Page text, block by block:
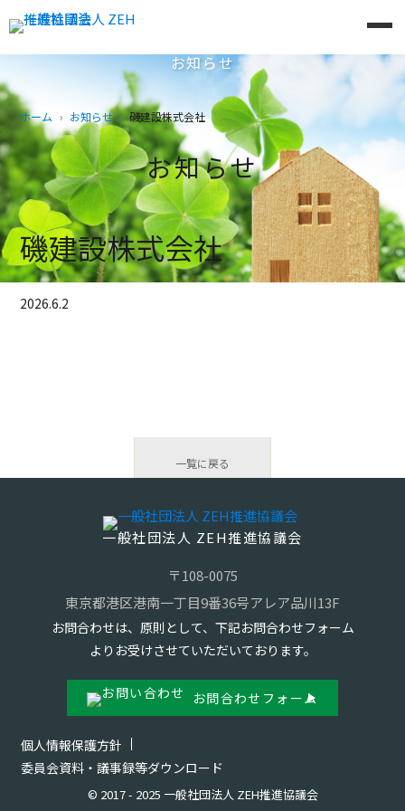
お知らせ
ホーム お知らせ 磯建設株式会社
お知らせ
磯建設株式会社
2026.6.2
一覧に戻る
一般社団法人 ZEH推進協議会
〒108-0075
東京都港区港南一丁目9番36号アレア品川13F
お問合わせは、原則として、下記お問合わせフォーム
よりお受けさせていただいております。
お問合わせフォーム
個人情報保護方針
委員会資料・議事録等ダウンロード
© 2017 - 2025 一般社団法人 ZEH推進協議会